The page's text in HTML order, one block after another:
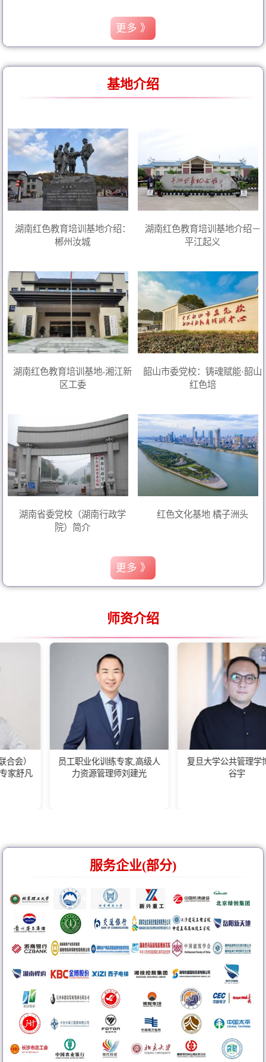
更多 》
基地介绍
湖南红色教育培训基地介绍：
郴州汝城
湖南红色教育培训基地介绍－
平江起义
湖南红色教育培训基地-湘江新
区工委
韶山市委党校：铸魂赋能·韶山
红色培
湖南省委党校（湖南行政学
院）简介
红色文化基地 橘子洲头
更多 》
师资介绍
员工职业化训练专家,高级人
力资源管理师刘建光
复旦大学公共管理学博士后
服务企业(部分)